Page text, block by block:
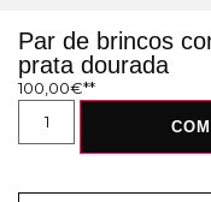
Par de brincos
prata dourada
100,00€